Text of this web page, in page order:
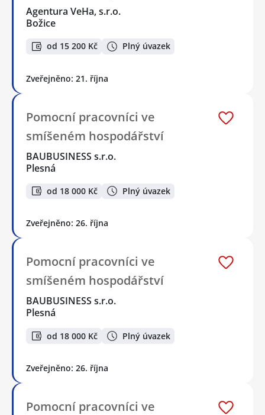
Agentura VeHa, s.r.o.
Božice
od 15 200 Kč Plný úvazek
Zveřejněno: 21. října
Pomocní pracovníci ve
smíšeném hospodářství
BAUBUSINESS s.r.o.
Plesná
od 18 000 Kč Plný úvazek
Zveřejněno: 26. října
Pomocní pracovníci ve
smíšeném hospodářství
BAUBUSINESS s.r.o.
Plesná
od 18 000 Kč Plný úvazek
Zveřejněno: 26. října
Pomocní pracovníci ve